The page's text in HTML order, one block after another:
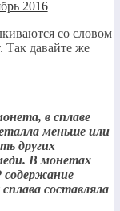
2016
со словом
Так давайте же
в сплаве
меньше или
других
В монетах
составляла